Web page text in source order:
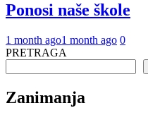
Ponosi naše škole
1 month ago1 month ago 0
PRETRAGA
Zanimanja